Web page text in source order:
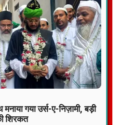
गया उर्स-ए-निज़ामी, बड़ी
शिरकत